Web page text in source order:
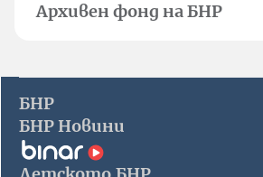
Архивен фонд на БНР
БНР
БНР Новини